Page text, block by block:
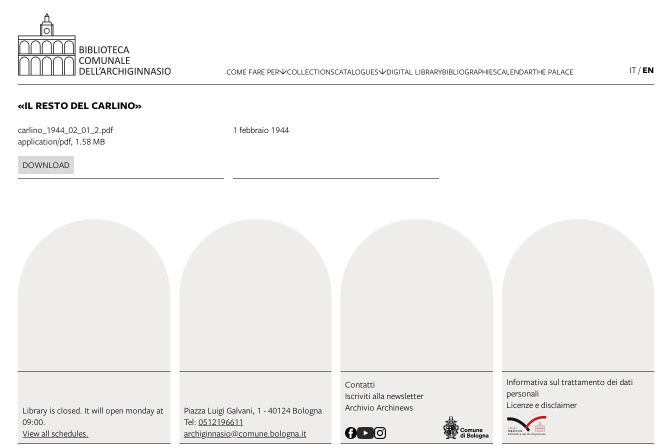
COME FARE PER COLLECTIONSCATALOGUES DIGITAL LIBRARYBIBLIOGRAPHIESCALENDARTHE PALACE IT/EN
«IL RESTO DEL CARLINO»
carlino_1944_02_01_2.pdf
application/pdf, 1.58 MB
DOWNLOAD
1 febbraio 1944
Library is closed. It will open monday at
09:00.
View all schedules.
Piazza Luigi Galvani, 1 - 40124 Bologna
Tel: 0512196611
archiginnasio@comune.bologna.it
Contatti
Iscriviti alla newsletter
Archivio Archinews
Informativa sul trattamento dei dati
personali
Licenze e disclaimer